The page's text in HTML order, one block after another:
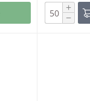
+
−